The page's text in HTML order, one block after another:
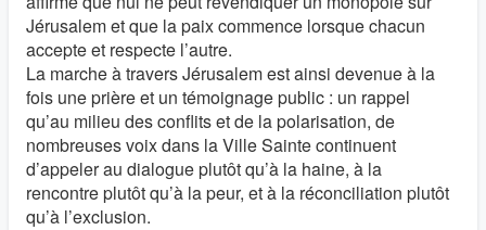
Jérusalem et que la paix commence lorsque chacun
accepte et respecte l’autre.
La marche à travers Jérusalem est ainsi devenue à la
fois une prière et un témoignage public : un rappel
qu’au milieu des conflits et de la polarisation, de
nombreuses voix dans la Ville Sainte continuent
d’appeler au dialogue plutôt qu’à la haine, à la
rencontre plutôt qu’à la peur, et à la réconciliation plutôt
qu’à l’exclusion.